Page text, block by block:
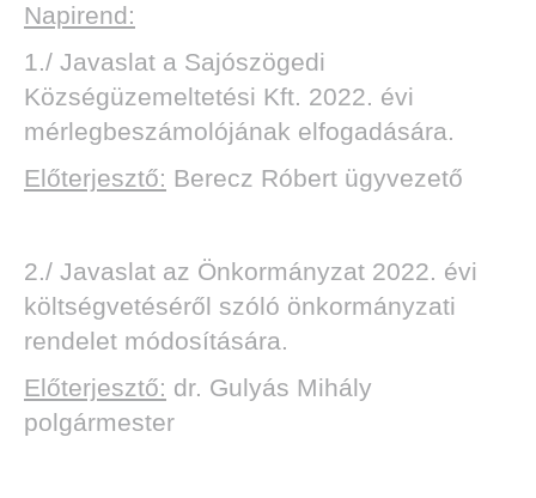
Napirend:
1./ Javaslat a Sajószögedi
Községüzemeltetési Kft. 2022. évi
mérlegbeszámolójának elfogadására.
Előterjesztő: Berecz Róbert ügyvezető
2./ Javaslat az Önkormányzat 2022. évi
költségvetéséről szóló önkormányzati
rendelet módosítására.
Előterjesztő: dr. Gulyás Mihály
polgármester